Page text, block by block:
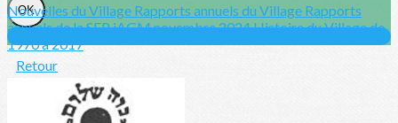
OK
Nouvelles du Village Rapports annuels du Village Rapports
annuels de la SFPiAGM novembre 2024Histoire du Village de
1970 à 2017
Retour